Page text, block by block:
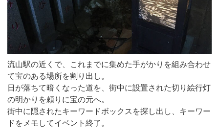
流山駅の近くで、これまでに集めた手がかりを組み合わせ
て宝のある場所を割り出し。
日が落ちて暗くなった道を、街中に設置された切り絵行灯
の明かりを頼りに宝の元へ。
街中に隠されたキーワードボックスを探し出し、キーワー
ドをメモしてイベント終了。